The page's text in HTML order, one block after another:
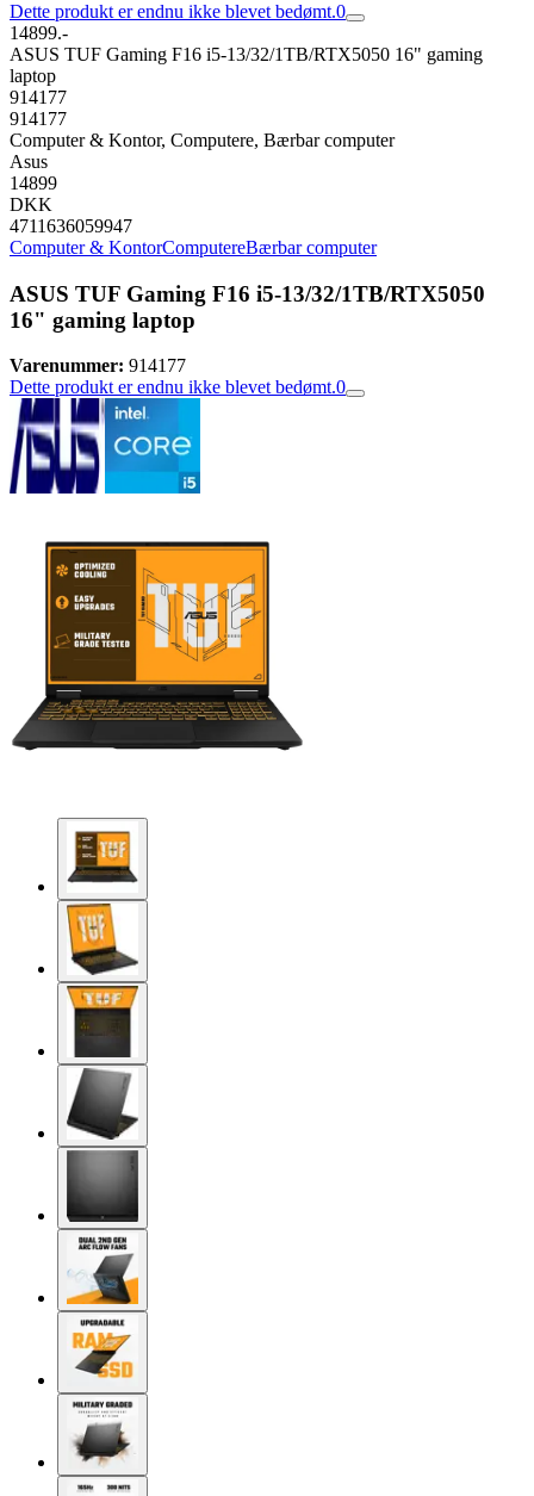
Dette produkt er endnu ikke blevet bedømt.0
14899.-
ASUS TUF Gaming F16 i5-13/32/1TB/RTX5050 16" gaming
laptop
914177
914177
Computer & Kontor, Computere, Bærbar computer
Asus
14899
DKK
4711636059947
Computer & KontorComputereBærbar computer
ASUS TUF Gaming F16 i5-13/32/1TB/RTX5050
16" gaming laptop
Varenummer: 914177
Dette produkt er endnu ikke blevet bedømt.0